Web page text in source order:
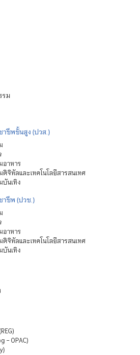
รม
ชีพชั้นสูง (ปวส.)
อาหาร
จิทัลและเทคโนโลยีสารสนเทศ
นเทิง
าชีพ (ปวช.)
อาหาร
จิทัลและเทคโนโลยีสารสนเทศ
นเทิง
- OPAC)